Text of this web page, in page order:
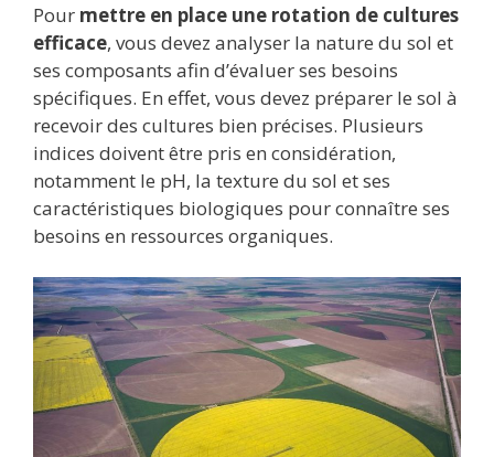
Pour mettre en place une rotation de cultures
efficace, vous devez analyser la nature du sol et
ses composants afin d’évaluer ses besoins
spécifiques. En effet, vous devez préparer le sol à
recevoir des cultures bien précises. Plusieurs
indices doivent être pris en considération,
notamment le pH, la texture du sol et ses
caractéristiques biologiques pour connaître ses
besoins en ressources organiques.